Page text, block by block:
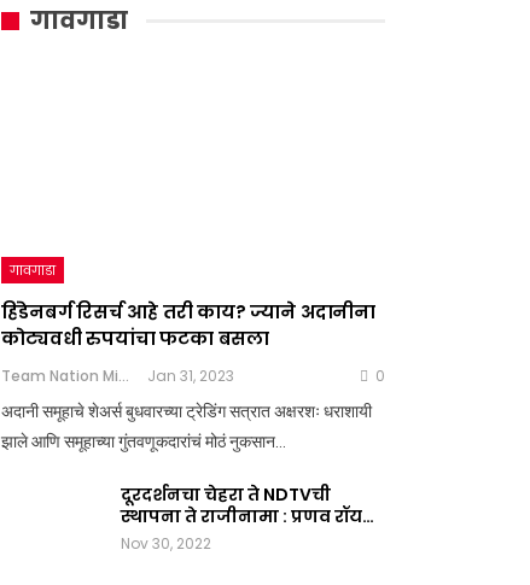
गावगाडा
गावगाडा
हिंडेनबर्ग रिसर्च आहे तरी काय? ज्याने अदानीना
कोट्यवधी रुपयांचा फटका बसला
Team Nation Mic Jan 31, 2023 0
अदानी समूहाचे शेअर्स बुधवारच्या ट्रेडिंग सत्रात अक्षरशः धराशायी
झाले आणि समूहाच्या गुंतवणूकदारांचं मोठं नुकसान…
दूरदर्शनचा चेहरा ते NDTVची
स्थापना ते राजीनामा : प्रणव रॉय…
Nov 30, 2022